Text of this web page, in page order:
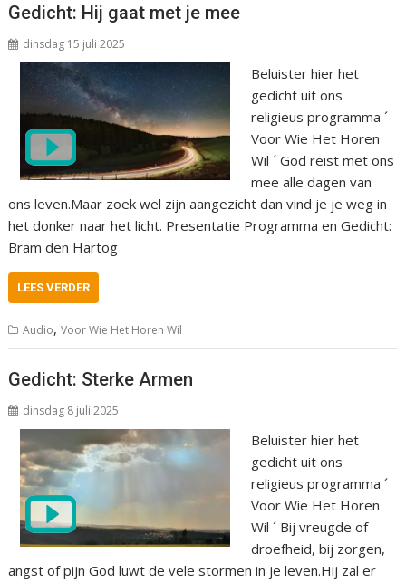
Gedicht: Hij gaat met je mee
dinsdag 15 juli 2025
Beluister hier het
gedicht uit ons
religieus programma ´
Voor Wie Het Horen
Wil ´ God reist met ons
mee alle dagen van
ons leven.Maar zoek wel zijn aangezicht dan vind je je weg in
het donker naar het licht. Presentatie Programma en Gedicht:
Bram den Hartog
LEES VERDER
Audio,Voor Wie Het Horen Wil
Gedicht: Sterke Armen
dinsdag 8 juli 2025
Beluister hier het
gedicht uit ons
religieus programma ´
Voor Wie Het Horen
Wil ´ Bij vreugde of
droefheid, bij zorgen,
angst of pijn God luwt de vele stormen in je leven.Hij zal er